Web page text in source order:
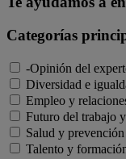
Categorías
-Opinión del
Diversidad e
Empleo y
Futuro del trabajo
Salud y prevención
Talento y